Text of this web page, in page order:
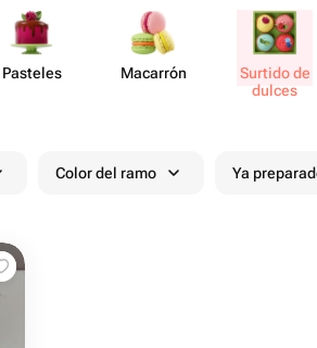
Pasteles Macarrón
Surtido de
dulces
Color del ramo Ya